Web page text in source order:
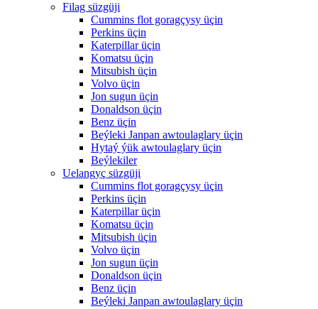
Filag süzgüji
Cummins flot goragçysy üçin
Perkins üçin
Katerpillar üçin
Komatsu üçin
Mitsubish üçin
Volvo üçin
Jon sugun üçin
Donaldson üçin
Benz üçin
Beýleki Janpan awtoulaglary üçin
Hytaý ýük awtoulaglary üçin
Beýlekiler
Uelangyç süzgüji
Cummins flot goragçysy üçin
Perkins üçin
Katerpillar üçin
Komatsu üçin
Mitsubish üçin
Volvo üçin
Jon sugun üçin
Donaldson üçin
Benz üçin
Beýleki Janpan awtoulaglary üçin